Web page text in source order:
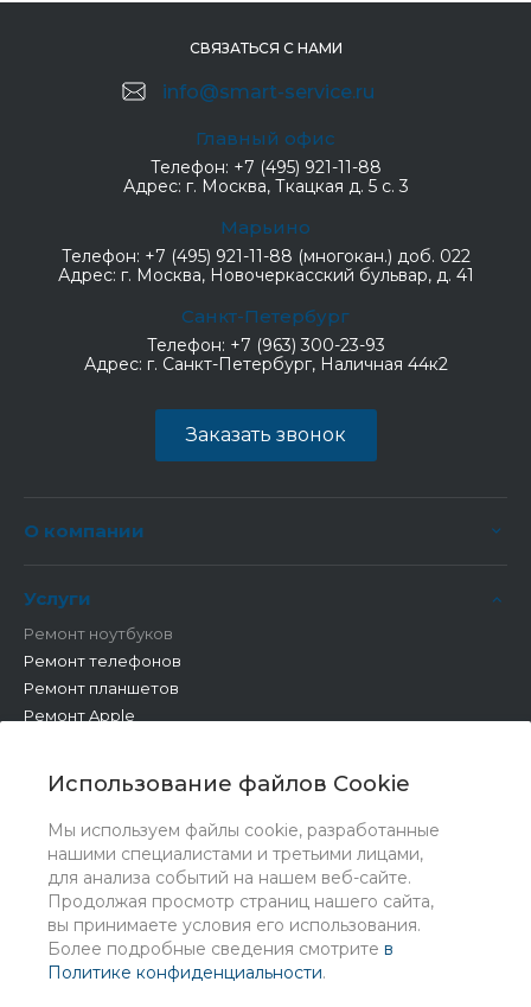
Использование файлов Cookie
Мы используем файлы cookie, разработанные
нашими специалистами и третьими лицами,
для анализа событий на нашем веб-сайте.
Продолжая просмотр страниц нашего сайта,
вы принимаете условия его использования.
Более подробные сведения смотрите в
Политике конфиденциальности.
СВЯЗАТЬСЯ С НАМИ
info@smart-service.ru
Главный офис
Телефон: +7 (495) 921-11-88
Адрес: г. Москва, Ткацкая д. 5 с. 3
Марьино
Телефон: +7 (495) 921-11-88 (многокан.) доб. 022
Адрес: г. Москва, Новочеркасский бульвар, д. 41
Санкт-Петербург
Телефон: +7 (963) 300-23-93
Адрес: г. Санкт-Петербург, Наличная 44к2
Заказать звонок
О компании
Услуги
Ремонт ноутбуков
Ремонт телефонов
Ремонт планшетов
Ремонт Apple